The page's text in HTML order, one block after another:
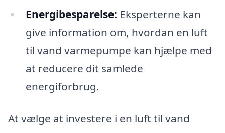
Energibesparelse: Eksperterne kan
give information om, hvordan en luft
til vand varmepumpe kan hjælpe med
at reducere dit samlede
energiforbrug.
At vælge at investere i en luft til vand